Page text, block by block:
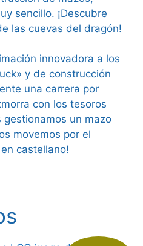
sencillo. ¡Descubre
las cuevas del dragón!
innovadora a los
y de construcción
una carrera por
con los tesoros
gestionamos un mazo
movemos por el
castellano!